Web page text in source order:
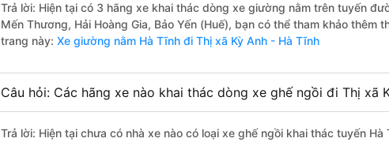
Trả lời: Hiện tại có 3 hãng xe khai thác dòng xe giường nằm trên tuyến
Mến Thương, Hải Hoàng Gia, Bảo Yến (Huế), bạn có thể tham khảo thêm
trang này: Xe giường nằm Hà Tĩnh đi Thị xã Kỳ Anh - Hà Tĩnh
Câu hỏi: Các hãng xe nào khai thác dòng xe ghế ngồi đi Thị xã
Trả lời: Hiện tại chưa có nhà xe nào có loại xe ghế ngồi khai thác tuyến